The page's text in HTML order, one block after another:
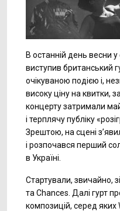
В останній день весни
виступив британський
очікуваною подією і,
високу ціну на квитки,
концерту затримали
і терплячу публіку
Зрештою, на сцені
і розпочався перший
в Україні.
Стартували, звичайно,
та Chances. Далі гурт
композицій, серед яких